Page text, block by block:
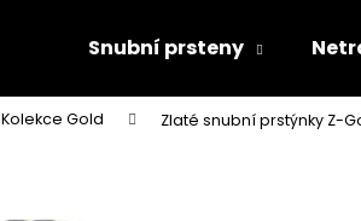
Snubní prsteny
Kolekce Gold Zlaté snubní prstýnky Z-
Co